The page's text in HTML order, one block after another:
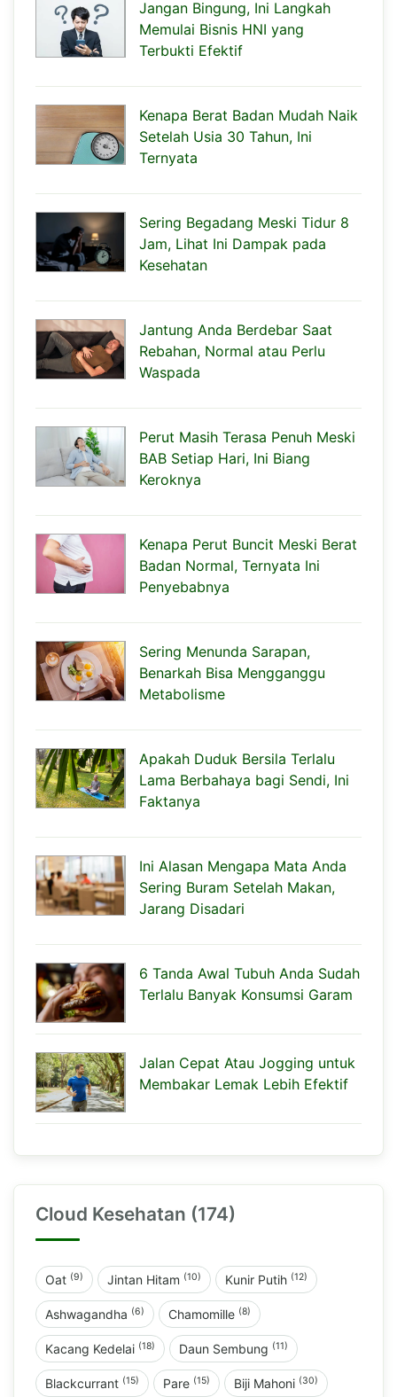
Jangan Bingung, Ini Langkah
Memulai Bisnis HNI yang
Terbukti Efektif
Kenapa Berat Badan Mudah Naik
Setelah Usia 30 Tahun, Ini
Ternyata
Sering Begadang Meski Tidur 8
Jam, Lihat Ini Dampak pada
Kesehatan
Jantung Anda Berdebar Saat
Rebahan, Normal atau Perlu
Waspada
Perut Masih Terasa Penuh Meski
BAB Setiap Hari, Ini Biang
Keroknya
Kenapa Perut Buncit Meski Berat
Badan Normal, Ternyata Ini
Penyebabnya
Sering Menunda Sarapan,
Benarkah Bisa Mengganggu
Metabolisme
Apakah Duduk Bersila Terlalu
Lama Berbahaya bagi Sendi, Ini
Faktanya
Ini Alasan Mengapa Mata Anda
Sering Buram Setelah Makan,
Jarang Disadari
6 Tanda Awal Tubuh Anda Sudah
Terlalu Banyak Konsumsi Garam
Jalan Cepat Atau Jogging untuk
Membakar Lemak Lebih Efektif
Cloud Kesehatan (174)
Oat (9) Jintan Hitam (10) Kunir Putih (12)
Ashwagandha (6) Chamomille (8)
Kacang Kedelai (18) Daun Sembung (11)
Blackcurrant (15) Pare (15) Biji Mahoni (30)